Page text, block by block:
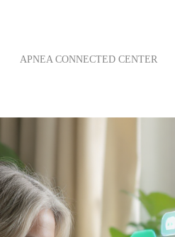
APNEA CONNECTED CENTER